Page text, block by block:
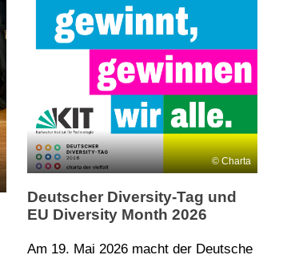
Charta
Deutscher Diversity-Tag und
EU Diversity Month 2026
Am 19. Mai 2026 macht der Deutsche